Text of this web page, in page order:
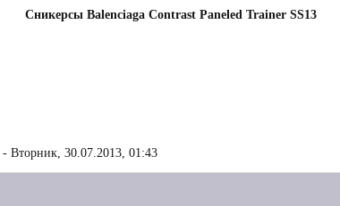
Сникерсы Balenciaga Contrast Paneled Trainer SS13
- Вторник, 30.07.2013, 01:43